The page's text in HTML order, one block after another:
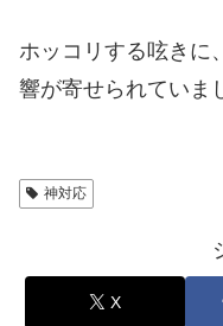
ホッコリする呟きに
響が寄せられていま
神対応
X